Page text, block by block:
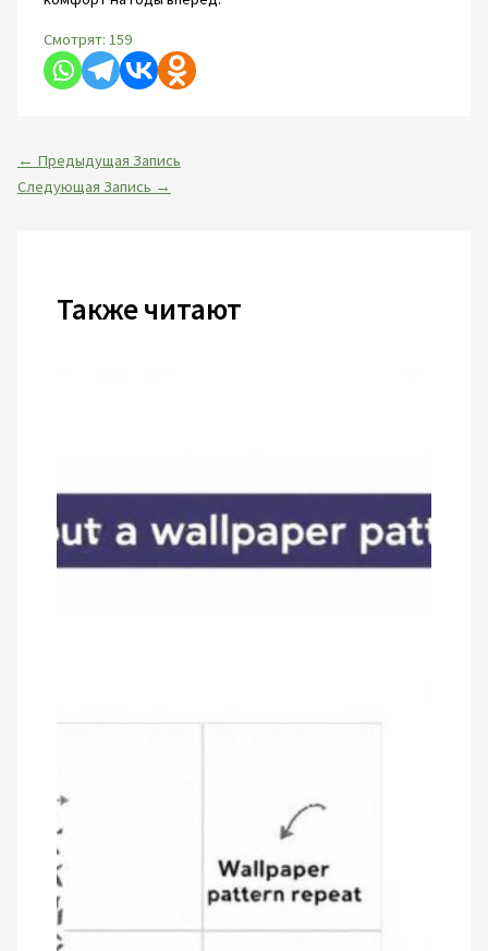
Смотрят: 159
← Предыдущая Запись
Следующая Запись →
Также читают